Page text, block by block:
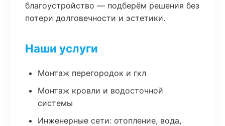
благоустройство — подберём решения без
потери долговечности и эстетики.
Наши услуги
Монтаж перегородок и гкл
Монтаж кровли и водосточной
системы
Инженерные сети: отопление, вода,